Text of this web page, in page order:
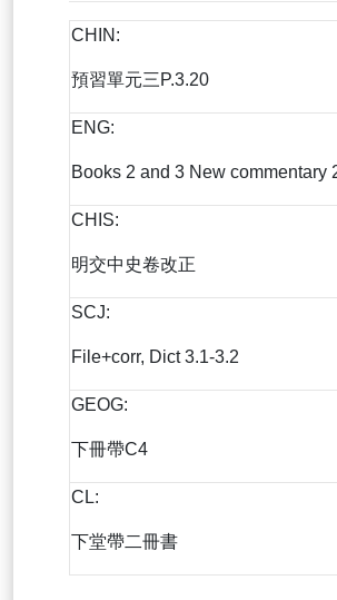
CHIN:
預習單元三P.3.20
ENG:
Books 2 and 3 New commentary
CHIS:
明交中史卷改正
SCJ:
File+corr, Dict 3.1-3.2
GEOG:
下冊帶C4
CL:
下堂帶二冊書